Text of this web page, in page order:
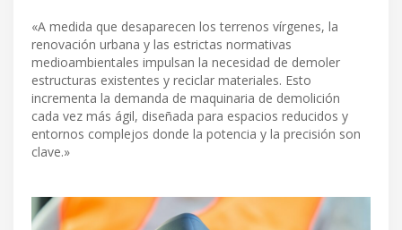
«A medida que desaparecen los terrenos vírgenes, la
renovación urbana y las estrictas normativas
medioambientales impulsan la necesidad de demoler
estructuras existentes y reciclar materiales. Esto
incrementa la demanda de maquinaria de demolición
cada vez más ágil, diseñada para espacios reducidos y
entornos complejos donde la potencia y la precisión son
clave.»